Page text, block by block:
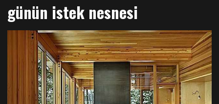
günün istek nesnesi